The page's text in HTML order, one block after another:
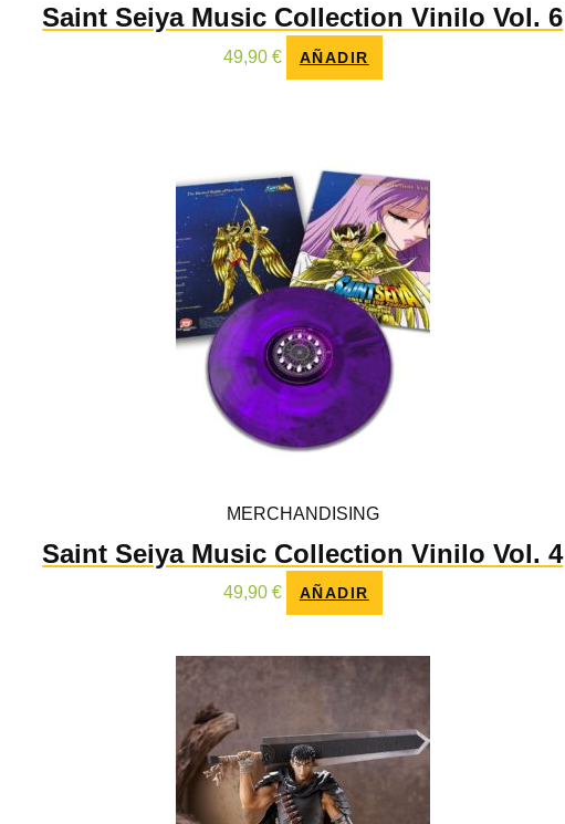
Saint Seiya Music Collection Vinilo Vol. 6
49,90 € AÑADIR
MERCHANDISING
Saint Seiya Music Collection Vinilo Vol. 4
49,90 € AÑADIR